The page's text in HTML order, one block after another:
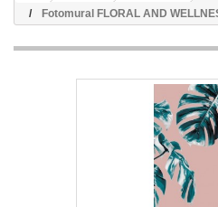
Fotomural FLORAL AND